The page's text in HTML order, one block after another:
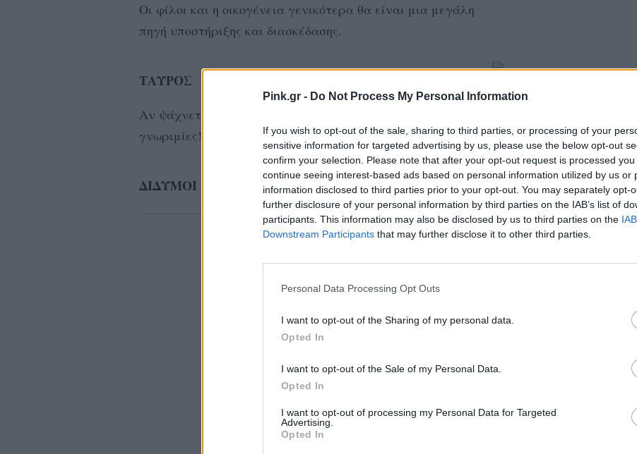
Pink.gr - Do Not Process My Personal Information
If you wish to opt-out of the sale, sharing to third parties, or processing of your
sensitive information for targeted advertising by us, please use the below opt-out
confirm your selection. Please note that after your opt-out request is processed you
continue seeing interest-based ads based on personal information utilized by us or
information disclosed to third parties prior to your opt-out. You may separately opt-
further disclosure of your personal information by third parties on the IAB’s list of
participants. This information may also be disclosed by us to third parties on the
Downstream Participants that may further disclose it to other third parties.
Personal Data Processing Opt Outs
I want to opt-out of the Sharing of my personal data.
Opted In
I want to opt-out of the Sale of my Personal Data.
Opted In
I want to opt-out of processing my Personal Data for Targeted
Advertising.
Opted In
Οι φίλοι και η οικογένεια γενικότερα θα είναι μια μεγάλη
πηγή υποστήριξης και διασκέδασης.
ΤΑΥΡΟΣ
Αν ψάχνετε ταίρι τα πράγματα θα βελτιωθούν με νέες
γνωριμίες!
ΔΙΔΥΜΟΙ
ΔΙΑΦΗΜΙΣΗ